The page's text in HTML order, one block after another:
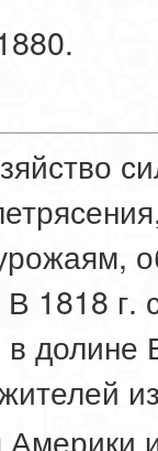
1818 г.
долине